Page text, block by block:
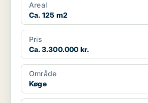
Areal
Ca. 125 m2
Pris
Ca. 3.300.000 kr.
Område
Køge